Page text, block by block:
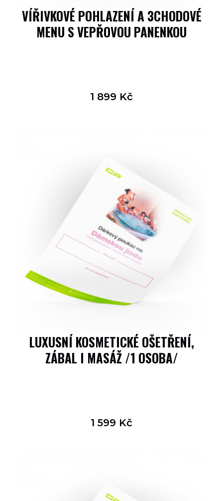
VÍŘIVKOVÉ POHLAZENÍ A 3CHODOVÉ
MENU S VEPŘOVOU PANENKOU
1 899 Kč
LUXUSNÍ KOSMETICKÉ OŠETŘENÍ,
ZÁBAL I MASÁŽ /1 OSOBA/
1 599 Kč